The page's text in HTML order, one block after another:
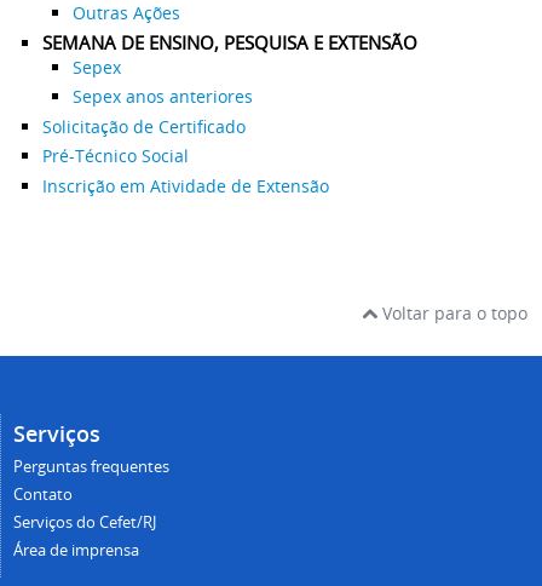
Outras Ações
SEMANA DE ENSINO, PESQUISA E EXTENSÃO
Sepex
Sepex anos anteriores
Solicitação de Certificado
Pré-Técnico Social
Inscrição em Atividade de Extensão
Voltar para o topo
Serviços
Perguntas frequentes
Contato
Serviços do Cefet/RJ
Área de imprensa